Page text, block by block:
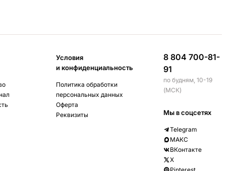
Условия
и конфиденциальность
Политика обработки
персональных данных
Оферта
Реквизиты
8 804 700-81-
91
по будням, 10-19
(МСК)
Мы в соцсетях
Telegram
МАКС
ВКонтакте
X